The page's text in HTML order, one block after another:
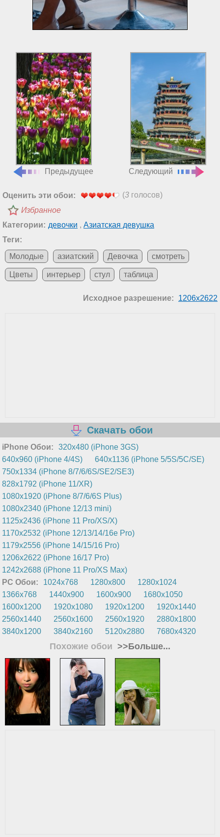
Предыдущее Следующий
Оценить эти обои: (3 голосов)
Избранное
Категории: девочки , Азиатская девушка
Теги:
Молодые
азиатский Девочка смотреть
Цветы интерьер стул таблица
Исходное разрешение: 1206x2622
Скачать обои
iPhone Обои:
320x480 (iPhone 3GS)
640x960 (iPhone 4/4S)
640x1136 (iPhone 5/5S/5C/SE)
750x1334 (iPhone 8/7/6/6S/SE2/SE3)
828x1792 (iPhone 11/XR)
1080x1920 (iPhone 8/7/6/6S Plus)
1080x2340 (iPhone 12/13 mini)
1125x2436 (iPhone 11 Pro/XS/X)
1170x2532 (iPhone 12/13/14/16e Pro)
1179x2556 (iPhone 14/15/16 Pro)
1206x2622 (iPhone 16/17 Pro)
1242x2688 (iPhone 11 Pro/XS Max)
PC Обои:
1024x768 1280x800
1280x1024
1366x768
1440x900 1600x900
1680x1050
1600x1200
1920x1080 1920x1200
1920x1440
2560x1440
2560x1600 2560x1920
2880x1800
3840x1200
3840x2160 5120x2880 7680x4320
Похожие обои >>Больше...